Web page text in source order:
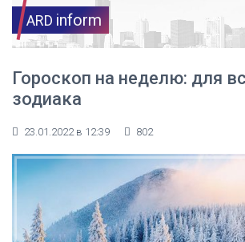
ARD inform
Гороскоп на неделю: для
зодиака
23.01.2022 в 12:39 802